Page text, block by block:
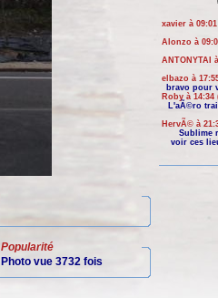
Popularité
Photo vue 3732 fois
xavier à
Alonzo à
ANTONYTAI
elbazo à
bravo pour
Roby à 14:34
L'aÃ©ro
HervÃ© à
Sublime
voir ces